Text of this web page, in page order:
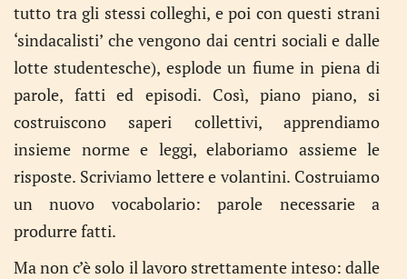
tutto tra gli stessi colleghi, e poi con questi strani
‘sindacalisti’ che vengono dai centri sociali e dalle
lotte studentesche), esplode un fiume in piena di
parole, fatti ed episodi. Così, piano piano, si
costruiscono saperi collettivi, apprendiamo
insieme norme e leggi, elaboriamo assieme le
risposte. Scriviamo lettere e volantini. Costruiamo
un nuovo vocabolario: parole necessarie a
produrre fatti.
Ma non c’è solo il lavoro strettamente inteso: dalle